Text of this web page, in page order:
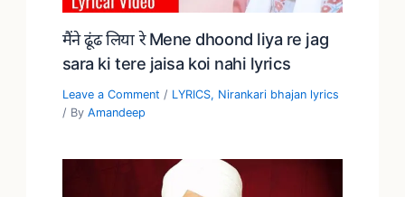
मैंने ढूंढ लिया रे Mene dhoond liya re jag
sara ki tere jaisa koi nahi lyrics
Leave a Comment / LYRICS, Nirankari bhajan lyrics
/ By Amandeep